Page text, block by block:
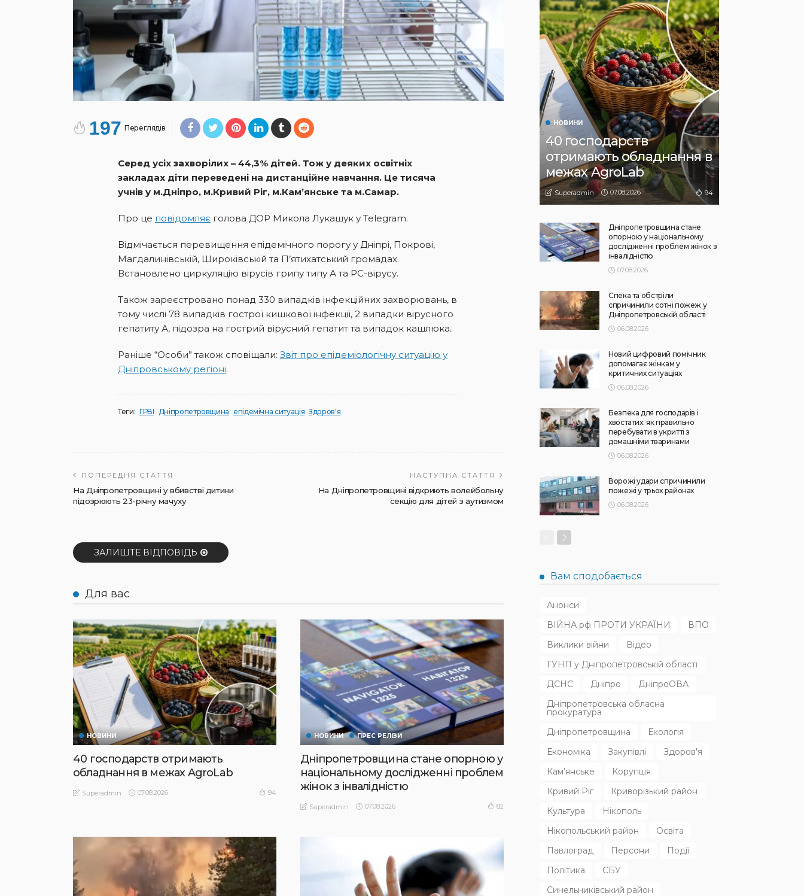
197 Переглядів
Серед усіх захворілих – 44,3% дітей. Тож у деяких освітніх
закладах діти переведені на дистанційне навчання. Це тисяча
учнів у м.Дніпро, м.Кривий Ріг, м.Кам’янське та м.Самар.
Про це повідомляє голова ДОР Микола Лукашук у Telegram.
Відмічається перевищення епідемічного порогу у Дніпрі, Покрові,
Магдалинівській, Широківській та П’ятихатський громадах.
Встановлено циркуляцію вірусів грипу типу А та РС-вірусу.
Також зареєстровано понад 330 випадків інфекційних захворювань, в
тому числі 78 випадків гострої кишкової інфекції, 2 випадки вірусного
гепатиту А, підозра на гострий вірусний гепатит та випадок кашлюка.
Раніше “Особи” також сповіщали: Звіт про епідеміологічну ситуацію у
Дніпровському регіоні.
Теги: ГРВІ Дніпропетровщина епідемічна ситуація Здоров'я
ПОПЕРЕДНЯ СТАТТЯ
На Дніпропетровщині у вбивстві дитини
підозрюють 23-річну мачуху
НАСТУПНА СТАТТЯ
На Дніпропетровщині відкриють волейбольну
секцію для дітей з аутизмом
ЗАЛИШТЕ ВІДПОВІДЬ
Для вас
НОВИНИ
40 господарств отримають
обладнання в межах AgroLab
Superadmin 07.08.2026 94
НОВИНИ ПРЕС РЕЛІЗИ
Дніпропетровщина стане опорною у
національному дослідженні проблем
жінок з інвалідністю
Superadmin 07.08.2026 82
НОВИНИ
40 господарств
отримають обладнання в
межах AgroLab
Superadmin 07.08.2026 94
Дніпропетровщина стане
опорною у національному
дослідженні проблем жінок з
інвалідністю
07.08.2026
Спека та обстріли
спричинили сотні пожеж у
Дніпропетровській області
06.08.2026
Новий цифровий помічник
допомагає жінкам у
критичних ситуаціях
06.08.2026
Безпека для господарів і
хвостатих: як правильно
перебувати в укритті з
домашніми тваринами
06.08.2026
Ворожі удари спричинили
пожежі у трьох районах
06.08.2026
Вам сподобається
Анонси
ВІЙНА рф ПРОТИ УКРАЇНИ
ВПО
Виклики війни
Відео
ГУНП у Дніпропетровській області
ДСНС
Дніпро
ДніпроОВА
Дніпропетровська обласна
прокуратура
Дніпропетровщина
Екологія
Економіка
Закупівлі
Здоров'я
Кам’янське
Корупція
Кривий Ріг
Криворізький район
Культура
Нікополь
Нікопольський район
Освіта
Павлоград
Персони
Події
Політика
СБУ
Синельниківський район